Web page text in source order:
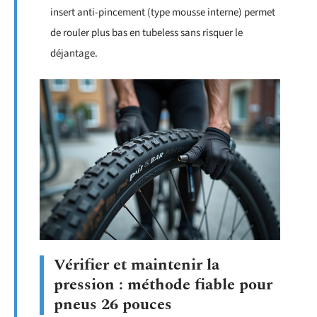
insert anti-pincement (type mousse interne) permet
de rouler plus bas en tubeless sans risquer le
déjantage.
Vérifier et maintenir la
pression : méthode fiable pour
pneus 26 pouces